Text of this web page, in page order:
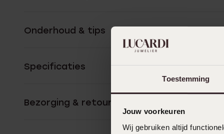
Toestemming
Jouw voorkeuren
Wij gebruiken altijd
Onderhoud & tips
Specificaties
Bezorging & retourneren